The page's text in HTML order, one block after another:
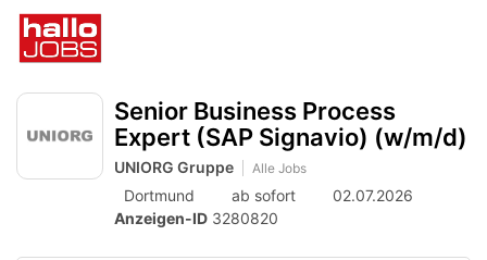
Accessibility
Modus
aktivieren
zum
von
mobilem
Senior Business Process
Expert (SAP Signavio) (w/m/d)
UNIORG Gruppe Alle Jobs
Dortmund ab sofort
02.07.2026
Anzeigen-ID 3280820